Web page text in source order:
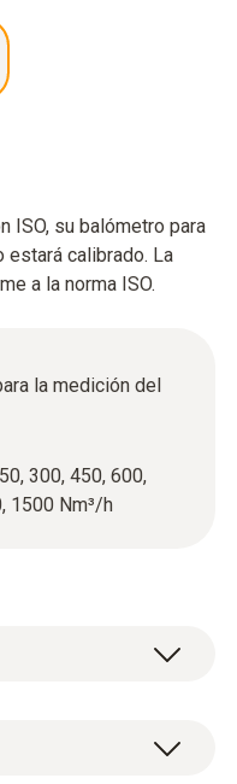
ISO, su balómetro para
estará calibrado. La
a la norma ISO.
la medición del
300, 450, 600,
1500 Nm³/h
instrumentos de